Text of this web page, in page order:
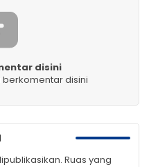
disini
disini
Ruas yang